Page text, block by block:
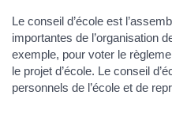
Le conseil d’école est
importantes de l’organisation
exemple, pour voter le
le projet d’école. Le conseil
personnels de l’école et de